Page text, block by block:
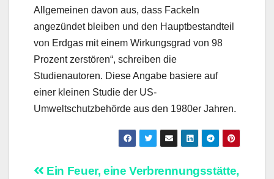
Allgemeinen davon aus, dass Fackeln
angezündet bleiben und den Hauptbestandteil
von Erdgas mit einem Wirkungsgrad von 98
Prozent zerstören“, schreiben die
Studienautoren. Diese Angabe basiere auf
einer kleinen Studie der US-
Umweltschutzbehörde aus den 1980er Jahren.
Ein Feuer, eine Verbrennungsstätte,